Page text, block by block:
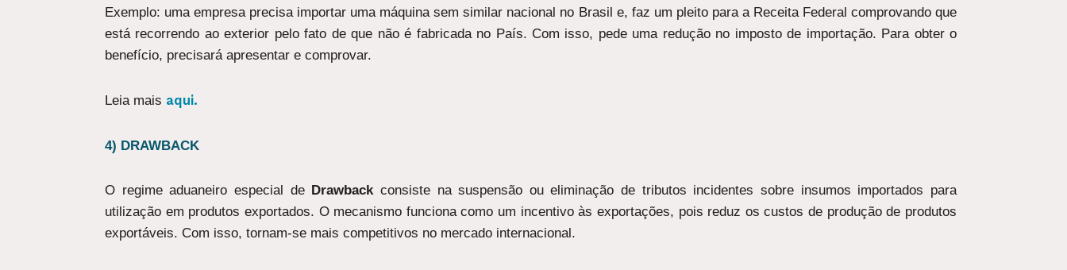
Exemplo: uma empresa precisa importar uma máquina sem similar nacional no Brasil e, faz um pleito para a Receita Federal comprovando que
está recorrendo ao exterior pelo fato de que não é fabricada no País. Com isso, pede uma redução no imposto de importação. Para obter o
benefício, precisará apresentar e comprovar.
Leia mais aqui.
4) DRAWBACK
O regime aduaneiro especial de Drawbackconsiste na suspensão ou eliminação de tributos incidentes sobre insumos importados para
utilização em produtos exportados. O mecanismo funciona como um incentivo às exportações, pois reduz os custos de produção de produtos
exportáveis. Com isso, tornam-se mais competitivos no mercado internacional.